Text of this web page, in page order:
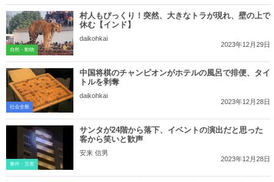
自然・動物
村人もびっくり！突然、大きなトラが現れ、壁の上で
休む【インド】
daikohkai
2023年12月29日
社会全般
中国将棋のチャンピオンがホテルの風呂で排便、タイ
トルを剥奪
daikohkai
2023年12月28日
事件・災害
サンタが24階から落下、イベントの演出だと思った
客から笑いと歓声
安来 信男
2023年12月28日